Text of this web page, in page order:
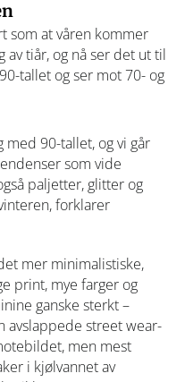
som at våren kommer
av tiår, og nå ser det ut til
tallet og ser mot 70- og
90-tallet, og vi går
som vide
paljetter, glitter og
forklarer
mer minimalistiske,
print, mye farger og
ganske sterkt –
avslappede street wear-
men mest
i kjølvannet av